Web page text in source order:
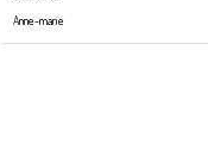
Anne-marie